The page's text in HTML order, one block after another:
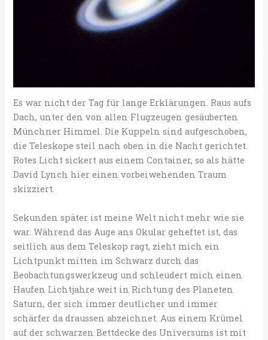
Es war nicht der Tag für lange Erklärungen. Raus aufs
Dach, unter den von allen Flugzeugen gesäuberten
Münchner Himmel. Die Kuppeln sind aufgeschoben,
die Teleskope steil nach oben in die Nacht gerichtet.
Rotes Licht sickert aus einem Container, so als hätte
David Lynch hier einen vorbeiwehenden Traum
skizziert.
Sekunden später ist meine Welt nicht mehr wie sie
war. Während das Auge ans Okular geheftet ist, das
seitlich aus dem Teleskop ragt, zieht mich ein
Lichtpunkt mitten im Schwarz durch das
Beobachtungswerkzeug und schleudert mich einen
Haufen Lichtjahre weit in Richtung des Planeten
Saturn, der sich immer deutlicher und immer
schärfer da draussen abzeichnet. Aus einem Krümel
auf der schwarzen Bettdecke des Universums ist mit